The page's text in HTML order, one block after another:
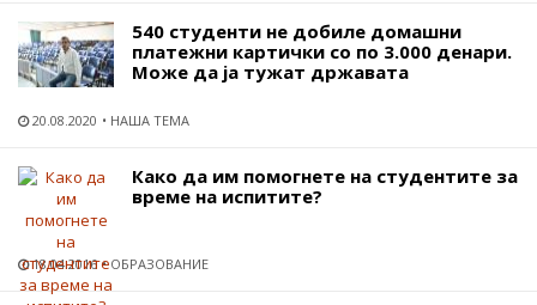
540 студенти не добиле домашни
платежни картички со по 3.000 денари.
Може да ја тужат државата
20.08.2020 НАША ТЕМА
Како да им помогнете на студентите за
време на испитите?
18.04.2016 ОБРАЗОВАНИЕ